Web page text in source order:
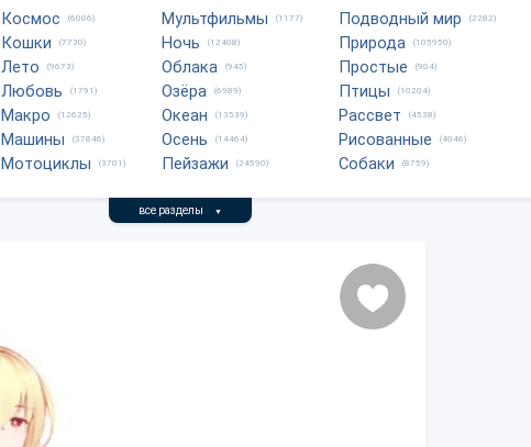
Космос (6006)
Кошки (7730)
Лето (9673)
Любовь (1791)
Макро (12625)
Машины (37846)
Мотоциклы (3701)
Мультфильмы (1177)
Ночь (12408)
Облака (945)
Озёра (6989)
Океан (13539)
Осень (14464)
Пейзажи (24590)
Подводный мир (2282)
Природа (105950)
Простые (904)
Птицы (10204)
Рассвет (4538)
Рисованные (4046)
Собаки (8759)
все разделы ▼